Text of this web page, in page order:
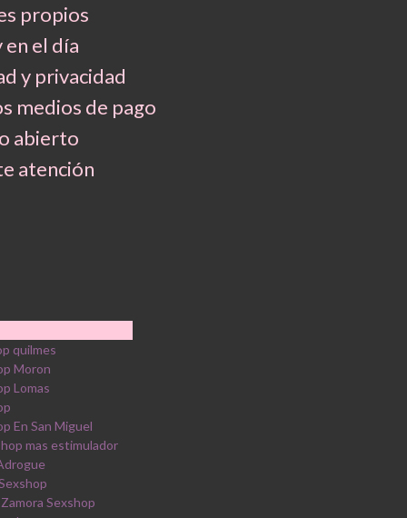
propios
el día
y privacidad
medios de pago
abierto
atención
quilmes
Moron
Lomas
En San Miguel
mas estimulador
Sexshop